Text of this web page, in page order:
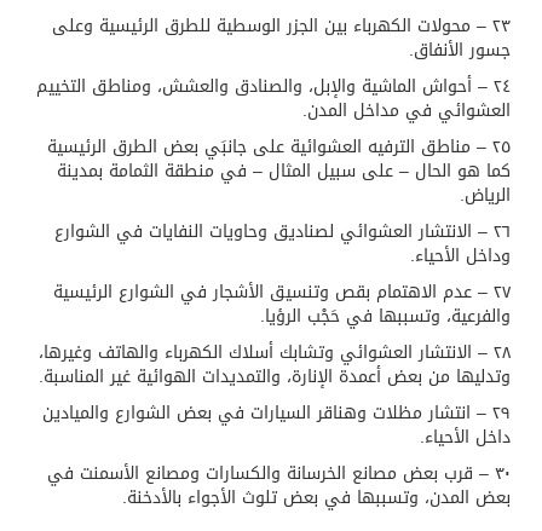
٢٣ – محولات الكهرباء بين الجزر الوسطية للطرق الرئيسية وعلى
جسور الأنفاق.
٢٤ – أحواش الماشية والإبل، والصنادق والعشش، ومناطق التخييم
العشوائي في مداخل المدن.
٢٥ – مناطق الترفيه العشوائية على جانبَي بعض الطرق الرئيسية
كما هو الحال – على سبيل المثال – في منطقة الثمامة بمدينة
الرياض.
٢٦ – الانتشار العشوائي لصناديق وحاويات النفايات في الشوارع
وداخل الأحياء.
٢٧ – عدم الاهتمام بقص وتنسيق الأشجار في الشوارع الرئيسية
والفرعية، وتسببها في حَجْب الرؤيا.
٢٨ – الانتشار العشوائي وتشابك أسلاك الكهرباء والهاتف وغيرها،
وتدليها من بعض أعمدة الإنارة، والتمديدات الهوائية غير المناسبة.
٢٩ – انتشار مظلات وهناقر السيارات في بعض الشوارع والميادين
داخل الأحياء.
٣٠ – قرب بعض مصانع الخرسانة والكسارات ومصانع الأسمنت في
بعض المدن، وتسببها في بعض تلوث الأجواء بالأدخنة.